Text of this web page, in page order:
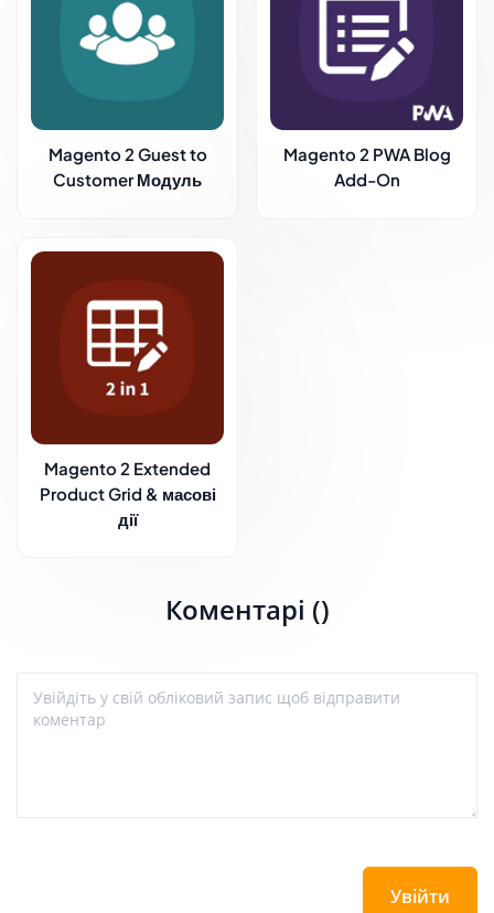
Magento 2 Guest to
Customer Модуль
Magento 2 PWA Blog
Add-On
Magento 2 Extended
Product Grid & масові
дії
Коментарі ()
Увійти